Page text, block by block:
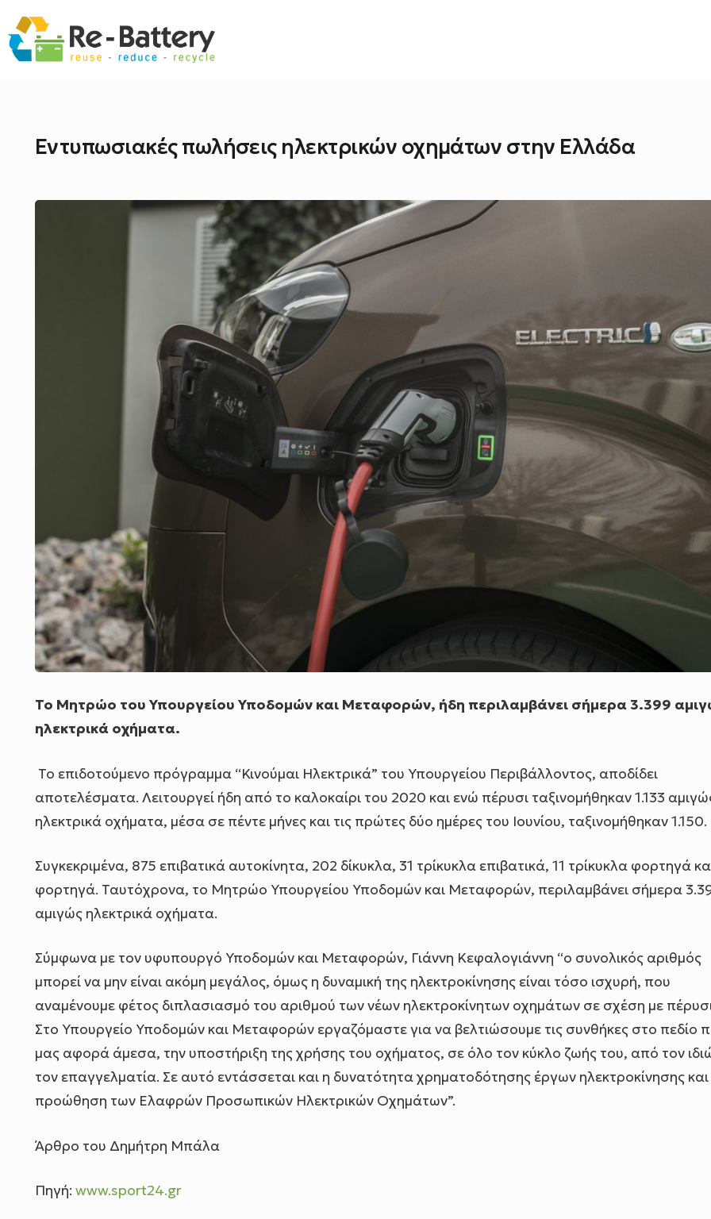
Εντυπωσιακές πωλήσεις ηλεκτρικών οχημάτων στην Ελλάδα
Το Μητρώο του Υπουργείου Υποδομών και Μεταφορών, ήδη περιλαμβάνει σήμερα 3.399
ηλεκτρικά οχήματα.
Το επιδοτούμενο πρόγραμμα “Κινούμαι Ηλεκτρικά” του Υπουργείου Περιβάλλοντος, αποδίδει
αποτελέσματα. Λειτουργεί ήδη από το καλοκαίρι του 2020 και ενώ πέρυσι ταξινομήθηκαν 1.133
ηλεκτρικά οχήματα, μέσα σε πέντε μήνες και τις πρώτες δύο ημέρες του Ιουνίου, ταξινομήθηκαν 1.150.
Συγκεκριμένα, 875 επιβατικά αυτοκίνητα, 202 δίκυκλα, 31 τρίκυκλα επιβατικά, 11 τρίκυκλα φορτηγά
φορτηγά. Ταυτόχρονα, το Μητρώο Υπουργείου Υποδομών και Μεταφορών, περιλαμβάνει σήμερα
αμιγώς ηλεκτρικά οχήματα.
Σύμφωνα με τον υφυπουργό Υποδομών και Μεταφορών, Γιάννη Κεφαλογιάννη “ο συνολικός αριθμός
μπορεί να μην είναι ακόμη μεγάλος, όμως η δυναμική της ηλεκτροκίνησης είναι τόσο ισχυρή, που
αναμένουμε φέτος διπλασιασμό του αριθμού των νέων ηλεκτροκίνητων οχημάτων σε σχέση με
Στο Υπουργείο Υποδομών και Μεταφορών εργαζόμαστε για να βελτιώσουμε τις συνθήκες στο πεδίο
μας αφορά άμεσα, την υποστήριξη της χρήσης του οχήματος, σε όλο τον κύκλο ζωής του, από τον
τον επαγγελματία. Σε αυτό εντάσσεται και η δυνατότητα χρηματοδότησης έργων ηλεκτροκίνησης
προώθηση των Ελαφρών Προσωπικών Ηλεκτρικών Οχημάτων”.
Άρθρο του Δημήτρη Μπάλα
Πηγή: www.sport24.gr